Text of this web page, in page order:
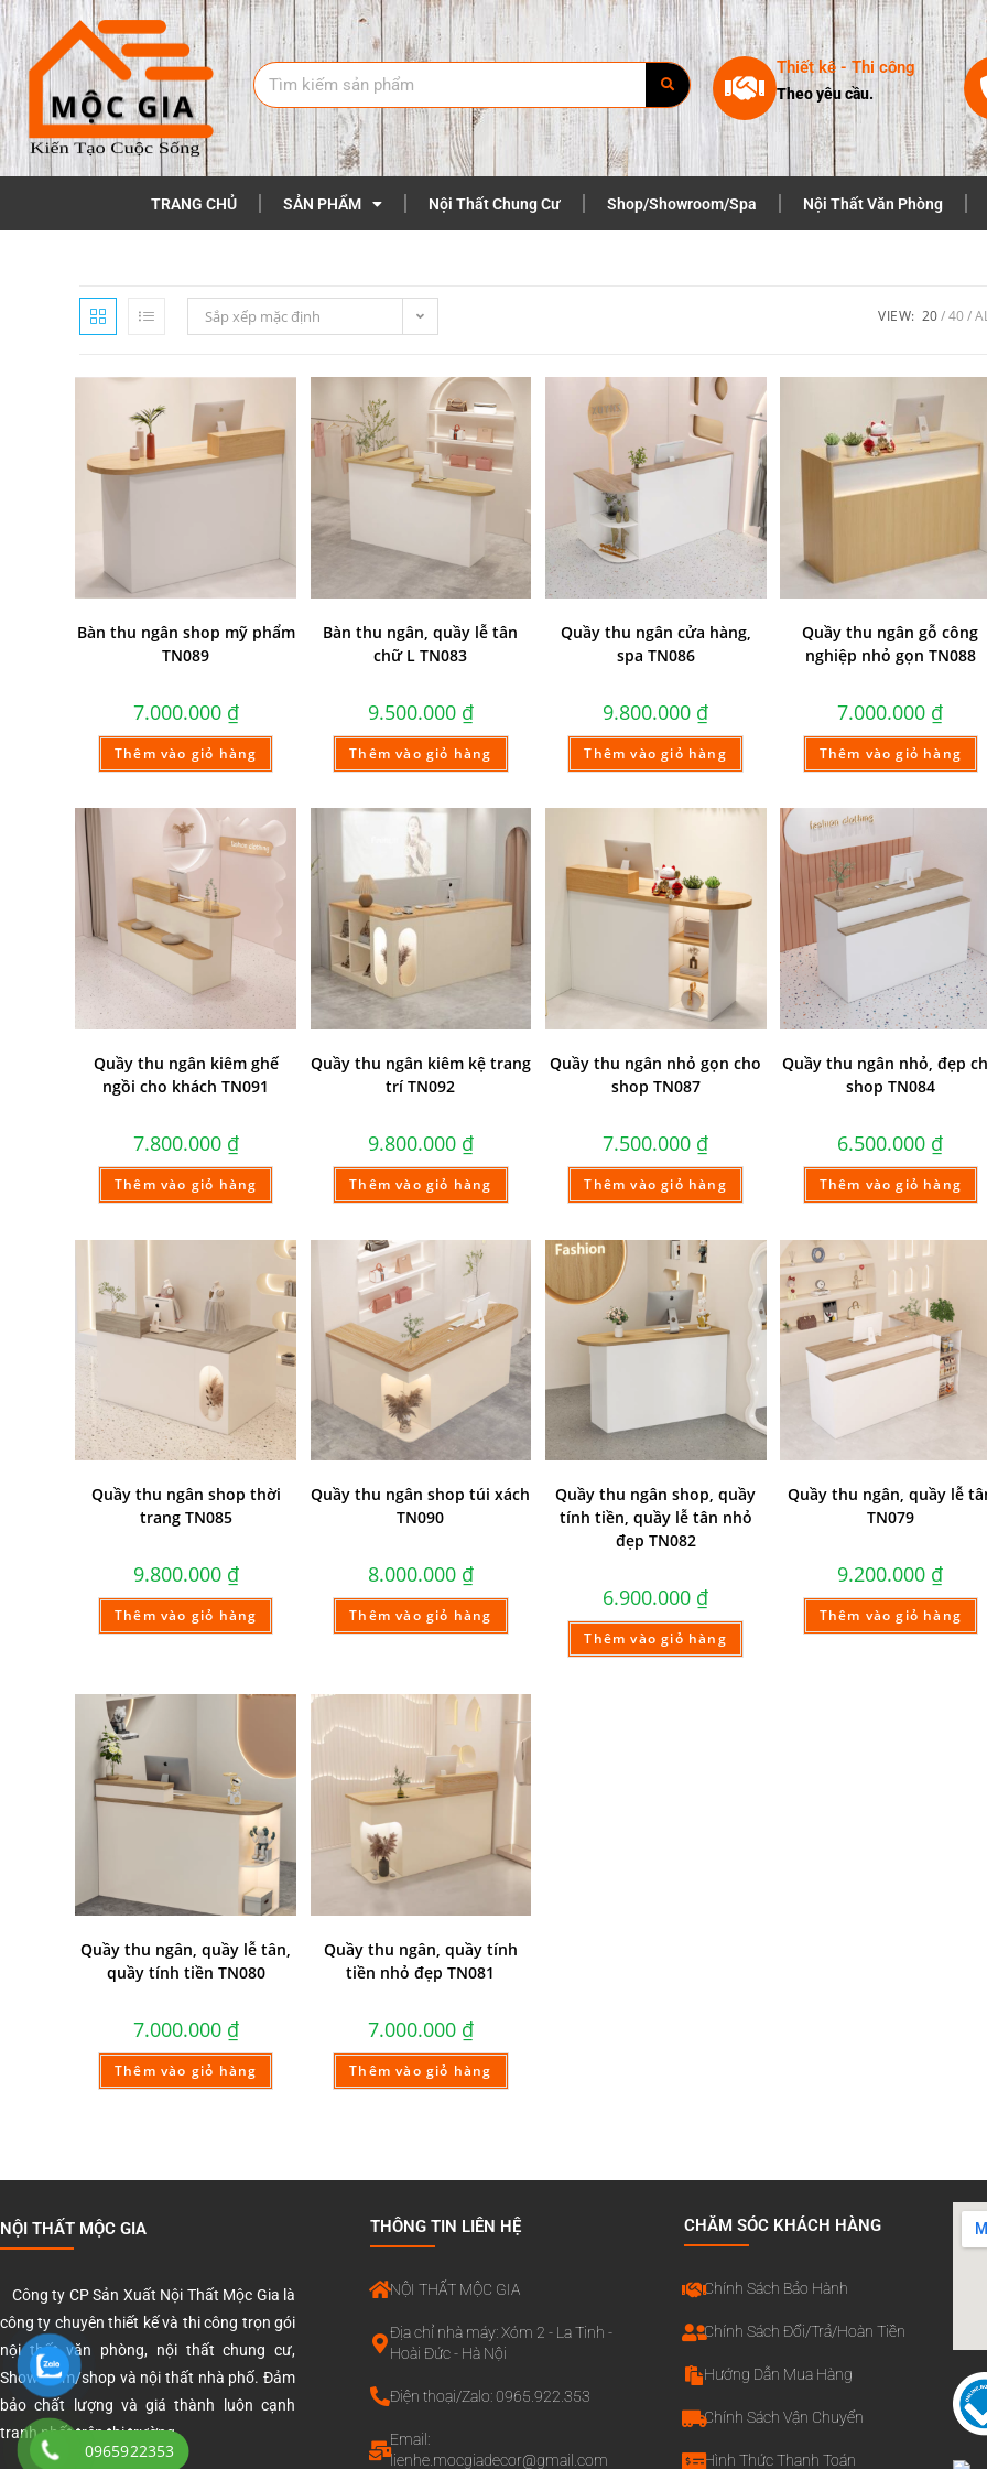
Thiết kê - Thi công
Theo yêu cầu.
TRANG CHỦ SẢN PHẨM Nội Thất Chung Cư Shop/Showroom/Spa Nội Thất Văn Phòng
Sắp xếp mặc định VIEW: 20 40
Bàn thu ngân shop mỹ phẩm
TN089
7.000.000 ₫
Thêm vào giỏ hàng
Bàn thu ngân, quầy lễ tân
chữ L TN083
9.500.000 ₫
Thêm vào giỏ hàng
Quầy thu ngân cửa hàng,
spa TN086
9.800.000 ₫
Thêm vào giỏ hàng
Quầy thu ngân gỗ công
nghiệp nhỏ gọn TN088
7.000.000 ₫
Thêm vào giỏ hàng
Quầy thu ngân kiêm ghế
ngồi cho khách TN091
7.800.000 ₫
Thêm vào giỏ hàng
Quầy thu ngân kiêm kệ trang
trí TN092
9.800.000 ₫
Thêm vào giỏ hàng
Quầy thu ngân nhỏ gọn cho
shop TN087
7.500.000 ₫
Thêm vào giỏ hàng
Quầy thu ngân nhỏ, đẹp
shop TN084
6.500.000 ₫
Thêm vào giỏ hàng
Quầy thu ngân shop thời
trang TN085
9.800.000 ₫
Thêm vào giỏ hàng
Quầy thu ngân shop túi xách
TN090
8.000.000 ₫
Thêm vào giỏ hàng
Quầy thu ngân shop, quầy
tính tiền, quầy lễ tân nhỏ
đẹp TN082
6.900.000 ₫
Thêm vào giỏ hàng
Quầy thu ngân, quầy lễ
TN079
9.200.000 ₫
Thêm vào giỏ hàng
Quầy thu ngân, quầy lễ tân,
quầy tính tiền TN080
7.000.000 ₫
Thêm vào giỏ hàng
Quầy thu ngân, quầy tính
tiền nhỏ đẹp TN081
7.000.000 ₫
Thêm vào giỏ hàng
NỘI THẤT MỘC GIA
Công ty CP Sản Xuất Nội Thất Mộc Gia là
công ty chuyên thiết kế và thi công trọn gói
nội thất văn phòng, nội thất chung cư,
Showroom/shop và nội thất nhà phố. Đảm
bảo chất lượng và giá thành luôn cạnh
tranh nhất trên thị trường.
THÔNG TIN LIÊN HỆ
NỘI THẤT MỘC GIA
Địa chỉ nhà máy: Xóm 2 - La Tinh -
Hoài Đức - Hà Nội
Điện thoại/Zalo: 0965.922.353
Email:
lienhe.mocgiadecor@gmail.com
CHĂM SÓC KHÁCH HÀNG
Chính Sách Bảo Hành
Chính Sách Đổi/Trả/Hoàn Tiền
Hướng Dẫn Mua Hàng
Chính Sách Vận Chuyển
Hình Thức Thanh Toán
0965922353